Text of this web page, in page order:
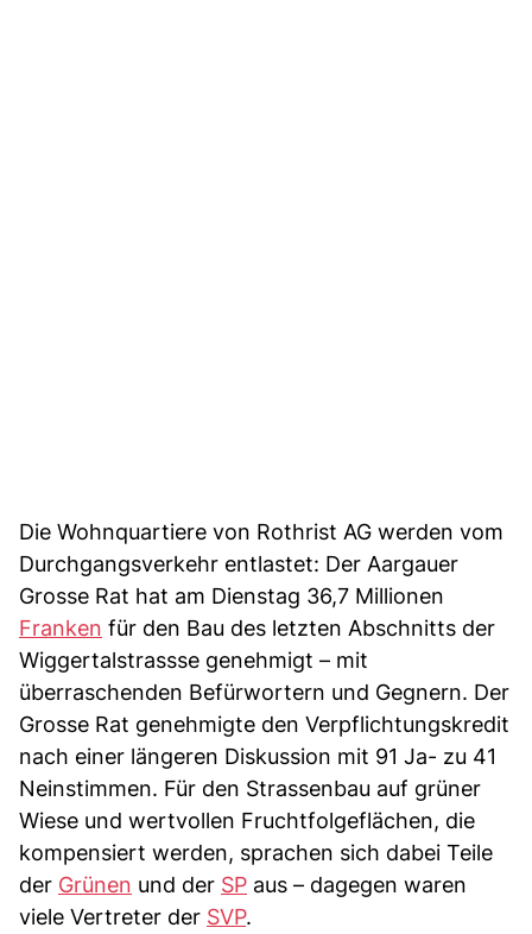
Die Wohnquartiere von Rothrist AG werden vom
Durchgangsverkehr entlastet: Der Aargauer
Grosse Rat hat am Dienstag 36,7 Millionen
Franken für den Bau des letzten Abschnitts der
Wiggertalstrassse genehmigt – mit
überraschenden Befürwortern und Gegnern. Der
Grosse Rat genehmigte den Verpflichtungskredit
nach einer längeren Diskussion mit 91 Ja- zu 41
Neinstimmen. Für den Strassenbau auf grüner
Wiese und wertvollen Fruchtfolgeflächen, die
kompensiert werden, sprachen sich dabei Teile
der Grünen und der SP aus – dagegen waren
viele Vertreter der SVP.